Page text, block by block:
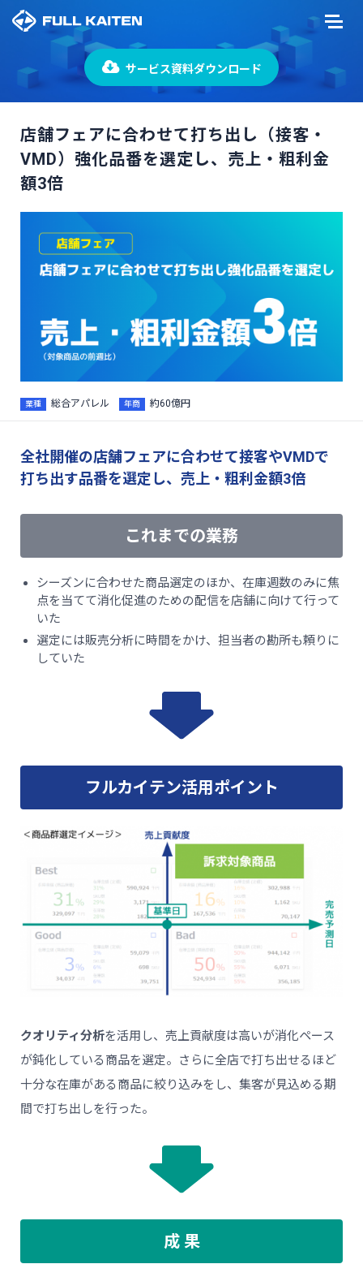
サービス資料ダウンロード
店舗フェアに合わせて打ち出し（接客・
VMD）強化品番を選定し、売上・粗利金
額3倍
業種 総合アパレル 年商 約60億円
全社開催の店舗フェアに合わせて接客やVMDで
打ち出す品番を選定し、売上・粗利金額3倍
これまでの業務
シーズンに合わせた商品選定のほか、在庫週数のみに焦
点を当てて消化促進のための配信を店舗に向けて行って
いた
選定には販売分析に時間をかけ、担当者の勘所も頼りに
していた
フルカイテン活用ポイント
クオリティ分析を活用し、売上貢献度は高いが消化ペース
が鈍化している商品を選定。さらに全店で打ち出せるほど
十分な在庫がある商品に絞り込みをし、集客が見込める期
間で打ち出しを行った。
成 果